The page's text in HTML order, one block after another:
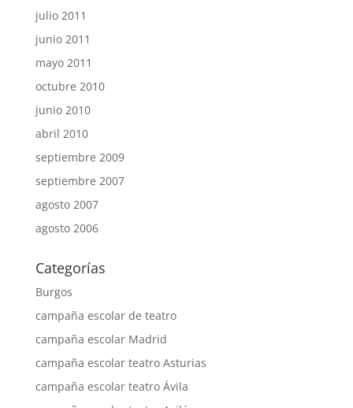
julio 2011
junio 2011
mayo 2011
octubre 2010
junio 2010
abril 2010
septiembre 2009
septiembre 2007
agosto 2007
agosto 2006
Categorías
Burgos
campaña escolar de teatro
campaña escolar Madrid
campaña escolar teatro Asturias
campaña escolar teatro Ávila